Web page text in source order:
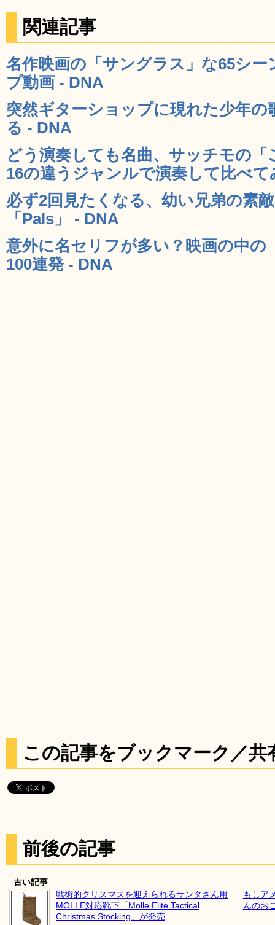
関連記事
名作映画の「サングラス」な65シ
プ動画 - DNA
突然ギターショップに現れた少年
る - DNA
どう演奏しても名曲、サッチモの
16の違うジャンルで演奏して比べ
必ず2回見たくなる、幼い兄弟の素
「Pals」 - DNA
意外に名セリフが多い？映画の中の
100連発 - DNA
この記事をブックマーク／共
前後の記事
古い記事
戦術的クリスマスを迎えられるサンタさん用
MOLLE対応靴下「Molle Elite Tactical
Christmas Stocking」が発売
もしア
んのお